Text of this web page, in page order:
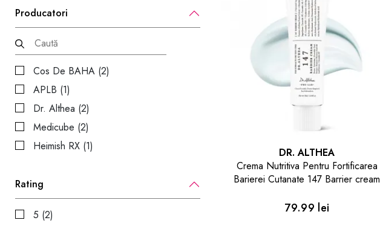
Producatori
Cos De BAHA (2)
APLB (1)
Dr. Althea (2)
Medicube (2)
Heimish RX (1)
Rating
5 (2)
DR. ALTHEA
Crema Nutritiva Pentru Fortificarea
Barierei Cutanate 147 Barrier cream
79.99 lei